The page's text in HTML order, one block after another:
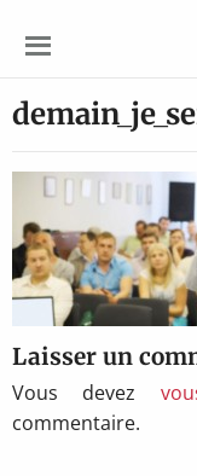
Laisser un
Vous devez
commentaire.